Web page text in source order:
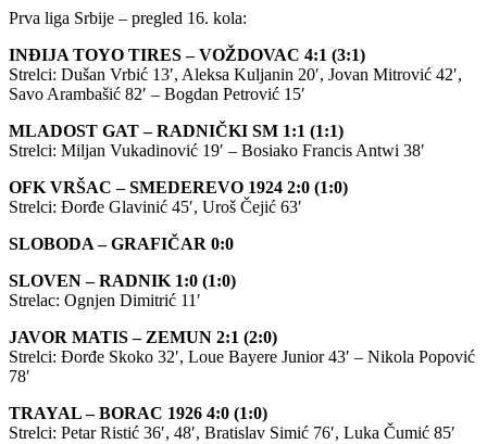
Prva liga Srbije – pregled 16. kola:
INĐIJA TOYO TIRES – VOŽDOVAC 4:1 (3:1)
Strelci: Dušan Vrbić 13′, Aleksa Kuljanin 20′, Jovan Mitrović 42′,
Savo Arambašić 82′ – Bogdan Petrović 15′
MLADOST GAT – RADNIČKI SM 1:1 (1:1)
Strelci: Miljan Vukadinović 19′ – Bosiako Francis Antwi 38′
OFK VRŠAC – SMEDEREVO 1924 2:0 (1:0)
Strelci: Đorđe Glavinić 45′, Uroš Čejić 63′
SLOBODA – GRAFIČAR 0:0
SLOVEN – RADNIK 1:0 (1:0)
Strelac: Ognjen Dimitrić 11′
JAVOR MATIS – ZEMUN 2:1 (2:0)
Strelci: Đorđe Skoko 32′, Loue Bayere Junior 43′ – Nikola Popović
78′
TRAYAL – BORAC 1926 4:0 (1:0)
Strelci: Petar Ristić 36′, 48′, Bratislav Simić 76′, Luka Čumić 85′